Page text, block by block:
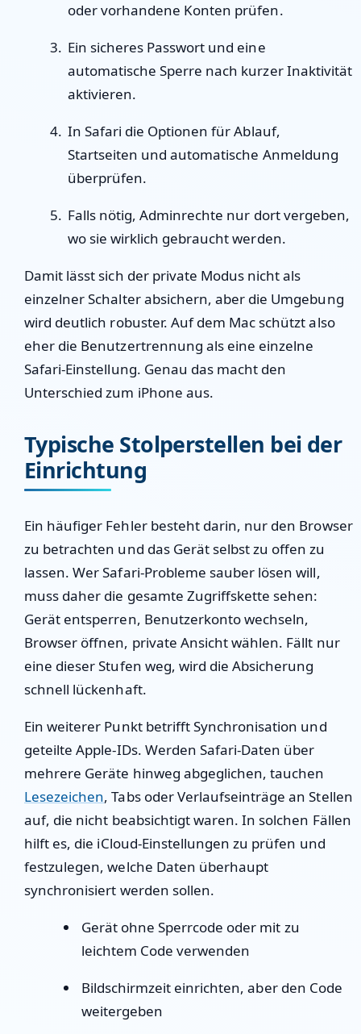
oder vorhandene Konten prüfen.
Ein sicheres Passwort und eine
automatische Sperre nach kurzer Inaktivität
aktivieren.
In Safari die Optionen für Ablauf,
Startseiten und automatische Anmeldung
überprüfen.
Falls nötig, Adminrechte nur dort vergeben,
wo sie wirklich gebraucht werden.
Damit lässt sich der private Modus nicht als
einzelner Schalter absichern, aber die Umgebung
wird deutlich robuster. Auf dem Mac schützt also
eher die Benutzertrennung als eine einzelne
Safari-Einstellung. Genau das macht den
Unterschied zum iPhone aus.
Typische Stolperstellen bei der
Einrichtung
Ein häufiger Fehler besteht darin, nur den Browser
zu betrachten und das Gerät selbst zu offen zu
lassen. Wer Safari-Probleme sauber lösen will,
muss daher die gesamte Zugriffskette sehen:
Gerät entsperren, Benutzerkonto wechseln,
Browser öffnen, private Ansicht wählen. Fällt nur
eine dieser Stufen weg, wird die Absicherung
schnell lückenhaft.
Ein weiterer Punkt betrifft Synchronisation und
geteilte Apple-IDs. Werden Safari-Daten über
mehrere Geräte hinweg abgeglichen, tauchen
Lesezeichen, Tabs oder Verlaufseinträge an Stellen
auf, die nicht beabsichtigt waren. In solchen Fällen
hilft es, die iCloud-Einstellungen zu prüfen und
festzulegen, welche Daten überhaupt
synchronisiert werden sollen.
Gerät ohne Sperrcode oder mit zu
leichtem Code verwenden
Bildschirmzeit einrichten, aber den Code
weitergeben